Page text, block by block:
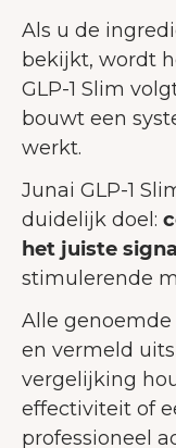
Als u de
bekijkt, wordt
GLP-1 Slim
bouwt een
werkt.
Junai GLP-1
duidelijk doel:
het juiste
stimulerende
Alle
en vermeld
vergelijking
effectiviteit of
professioneel